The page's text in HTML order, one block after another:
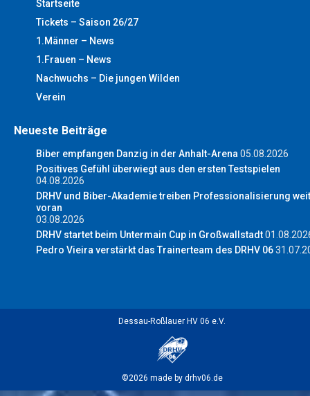
Startseite
Tickets – Saison 26/27
1.Männer – News
1.Frauen – News
Nachwuchs – Die jungen Wilden
Verein
Neueste Beiträge
Biber empfangen Danzig in der Anhalt-Arena 05.08.2026
Positives Gefühl überwiegt aus den ersten Testspielen
04.08.2026
DRHV und Biber-Akademie treiben Professionalisierung
voran
03.08.2026
DRHV startet beim Untermain Cup in Großwallstadt
Pedro Vieira verstärkt das Trainerteam des DRHV 06
Dessau-Roßlauer HV 06 e.V.
©2026 made by drhv06.de